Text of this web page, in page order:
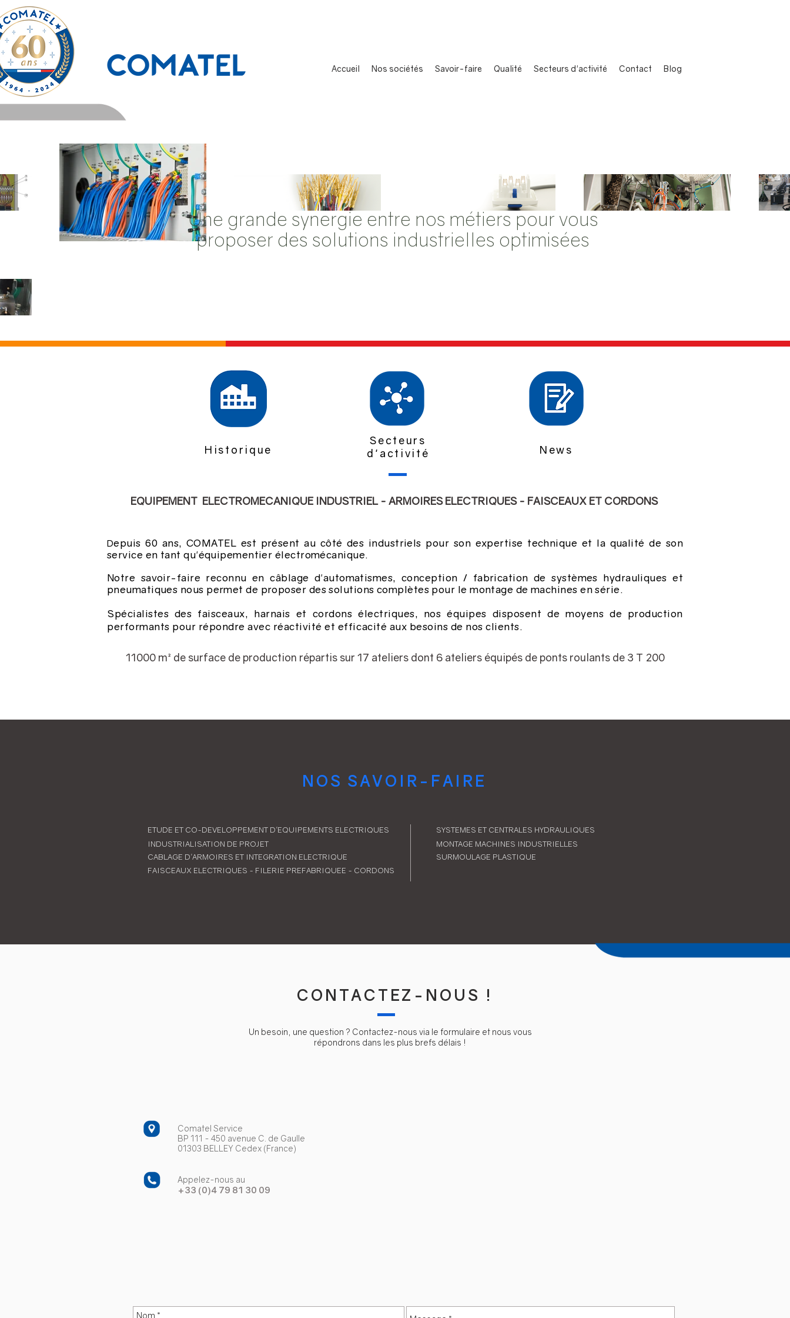
Accueil Nos sociétés Savoir-faire Qualité Secteurs d'activité Contact Blog
Une grande synergie entre nos métiers pour vous
proposer des solutions industrielles optimisées
Historique
Secteurs
d'activité
News
EQUIPEMENT ELECTROMECANIQUE INDUSTRIEL - ARMOIRES ELECTRIQUES - FAISCEAUX ET CORDONS
Depuis 60 ans, COMATEL est présent au côté des industriels pour son expertise technique et la qualité de son
service en tant qu'équipementier électromécanique.
Notre savoir-faire reconnu en câblage d'automatismes, conception / fabrication de systèmes hydrauliques et
pneumatiques nous permet de proposer des solutions complètes pour le montage de machines en série.
Spécialistes des faisceaux, harnais et cordons électriques, nos équipes disposent de moyens de production
performants pour répondre avec réactivité et efficacité aux besoins de nos clients.
11000 m² de surface de production répartis sur 17 ateliers dont 6 ateliers équipés de ponts roulants de 3 T 200
NOS SAVOIR-FAIRE
ETUDE ET CO-DEVELOPPEMENT D'EQUIPEMENTS ELECTRIQUES
INDUSTRIALISATION DE PROJET
CABLAGE D'ARMOIRES ET INTEGRATION ELECTRIQUE
FAISCEAUX ELECTRIQUES - FILERIE PREFABRIQUEE - CORDONS
SYSTEMES ET CENTRALES HYDRAULIQUES
MONTAGE MACHINES INDUSTRIELLES
SURMOULAGE PLASTIQUE
CONTACTEZ-NOUS !
Un besoin, une question ? Contactez-nous via le formulaire et nous vous
répondrons dans les plus brefs délais !
Comatel Service
BP 111 - 450 avenue C. de Gaulle
01303 BELLEY Cedex (France)
Appelez-nous au
+33 (0)4 79 81 30 09